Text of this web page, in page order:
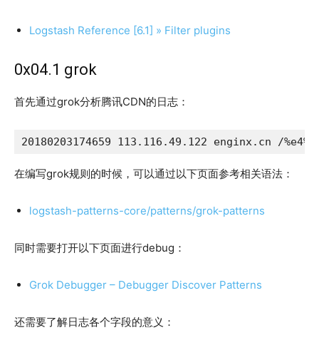
Logstash Reference [6.1] » Filter plugins
0x04.1 grok
首先通过grok分析腾讯CDN的日志：
在编写grok规则的时候，可以通过以下页面参考相关语法：
logstash-patterns-core/patterns/grok-patterns
同时需要打开以下页面进行debug：
Grok Debugger – Debugger Discover Patterns
还需要了解日志各个字段的意义：